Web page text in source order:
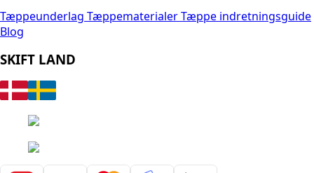
Tæppeunderlag TæppematerialerTæppe indretningsguide
Blog
SKIFT LAND